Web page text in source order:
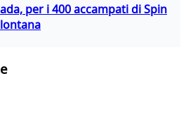
per i 400 accampati di Spin